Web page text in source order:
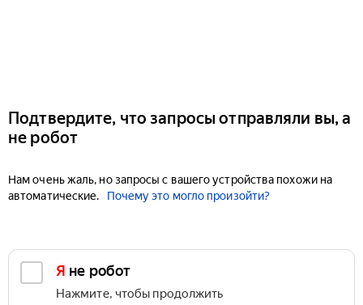
Подтвердите, что запросы отправляли вы, а
не робот
Нам очень жаль, но запросы с вашего устройства похожи на
автоматические.
Почему это могло произойти?
Я не робот
Нажмите, чтобы продолжить